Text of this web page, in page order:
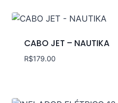
CABO JET – NAUTIKA
R$179.00